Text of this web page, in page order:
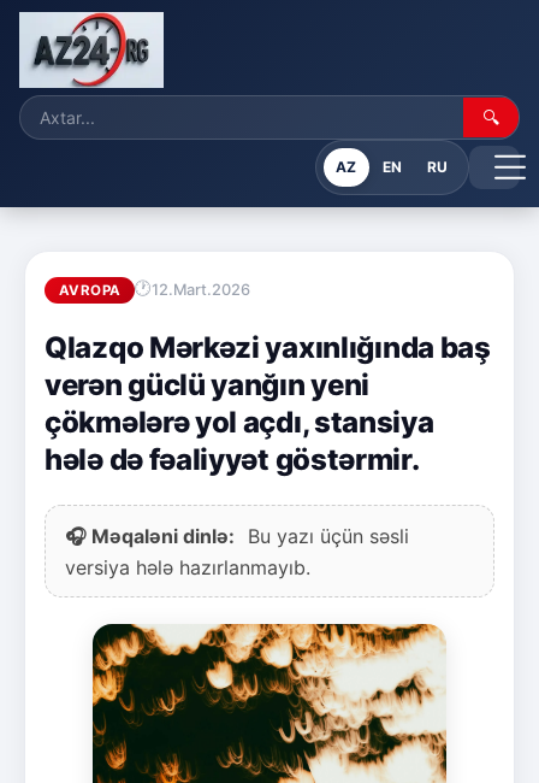
🔍
AZ EN RU
AVROPA 12.Mart.2026
Qlazqo Mərkəzi yaxınlığında baş
verən güclü yanğın yeni
çökmələrə yol açdı, stansiya
hələ də fəaliyyət göstərmir.
🎧 Məqaləni dinlə:
Bu yazı üçün səsli
versiya hələ hazırlanmayıb.